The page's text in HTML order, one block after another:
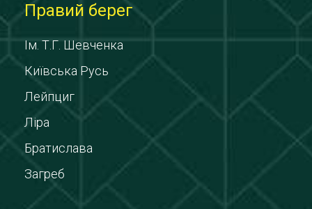
Правий берег
Ім. Т.Г. Шевченка
Київська Русь
Лейпциг
Ліра
Братислава
Загреб